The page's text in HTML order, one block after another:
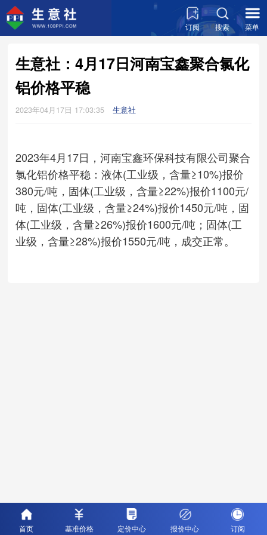
订阅 搜索 菜单
生意社：4月17日河南宝鑫聚合氯化
铝价格平稳
2023年04月17日 17:03:35 生意社
2023年4月17日，河南宝鑫环保科技有限公司聚合
氯化铝价格平稳：液体(工业级，含量≥10%)报价
380元/吨，固体(工业级，含量≥22%)报价1100元/
吨，固体(工业级，含量≥24%)报价1450元/吨，固
体(工业级，含量≥26%)报价1600元/吨；固体(工
业级，含量≥28%)报价1550元/吨，成交正常。
首页 基准价格 定价中心 报价中心 订阅